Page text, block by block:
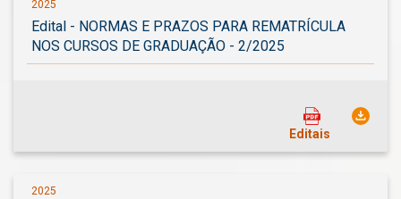
2025
Edital - NORMAS E PRAZOS PARA REMATRÍCULA
NOS CURSOS DE GRADUAÇÃO - 2/2025
Editais
2025